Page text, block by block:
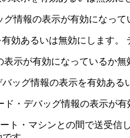
情報の表示が有効になって
効あるいは無効にします。
示が有効になっているか無
ッグ情報の表示を有効あ
・デバッグ情報の表示が
ト・マシンとの間で送受信